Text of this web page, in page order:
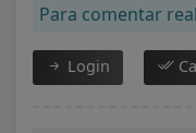
Para comentar
Login